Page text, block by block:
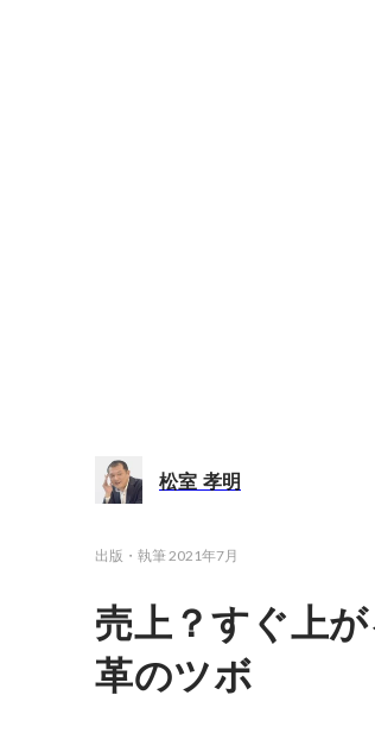
松室 孝明
出版・執筆2021年7月
売上？すぐ上
革のツボ